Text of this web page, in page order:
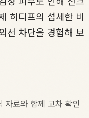
히디프의 섬세한 비
선 차단을 경험해 보
자료와 함께 교차 확인